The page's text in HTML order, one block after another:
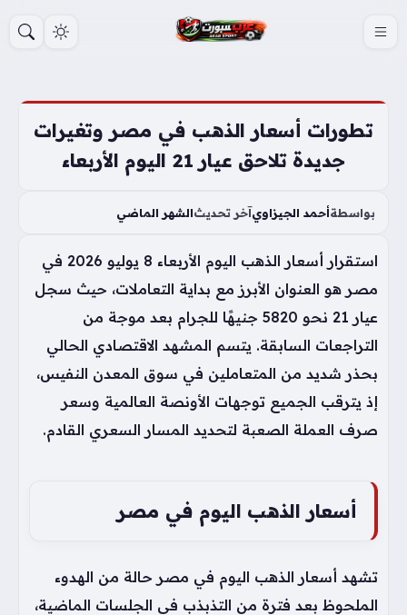
تطورات أسعار الذهب في مصر وتغيرات
جديدة تلاحق عيار 21 اليوم الأربعاء
بواسطةأحمد الجيزاويآخر تحديثالشهر الماضي
استقرار أسعار الذهب اليوم الأربعاء 8 يوليو 2026 في
مصر هو العنوان الأبرز مع بداية التعاملات، حيث سجل
عيار 21 نحو 5820 جنيهًا للجرام بعد موجة من
التراجعات السابقة. يتسم المشهد الاقتصادي الحالي
بحذر شديد من المتعاملين في سوق المعدن النفيس،
إذ يترقب الجميع توجهات الأونصة العالمية وسعر
صرف العملة الصعبة لتحديد المسار السعري القادم.
أسعار الذهب اليوم في مصر
تشهد أسعار الذهب اليوم في مصر حالة من الهدوء
الملحوظ بعد فترة من التذبذب في الجلسات الماضية،